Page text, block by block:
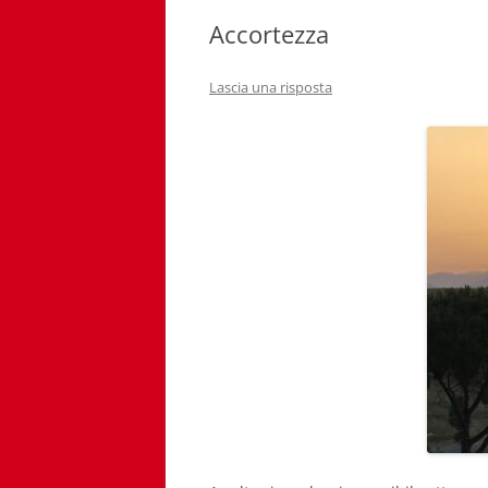
Accortezza
Lascia una risposta